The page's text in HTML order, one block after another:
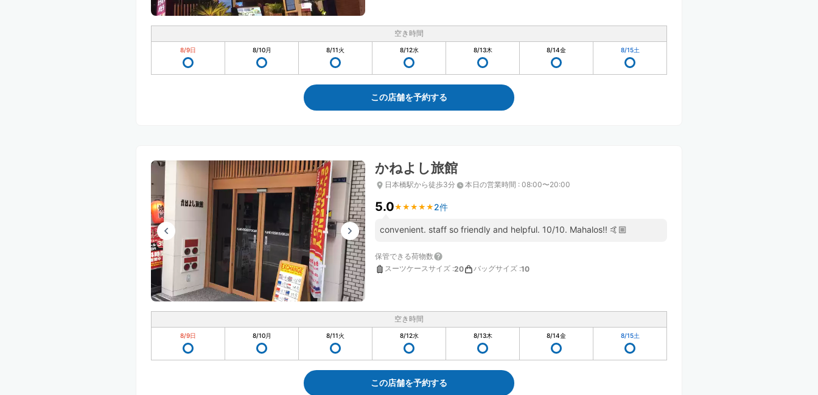
空き時間
8/9日 8/10月 8/11火 8/12水 8/13木 8/14金 8/15土
この店舗を予約する
かねよし旅館
日本橋駅から徒歩3分 本日の営業時間 : 08:00〜20:00
5.0★ ★ ★ ★ ★
★ ★ ★ ★ ★ 2件
convenient. staff so friendly and helpful. 10/10. Mahalos!! 🤙🏼
保管できる荷物数
スーツケースサイズ :20 バッグサイズ :10
空き時間
8/9日 8/10月 8/11火 8/12水 8/13木 8/14金 8/15土
この店舗を予約する